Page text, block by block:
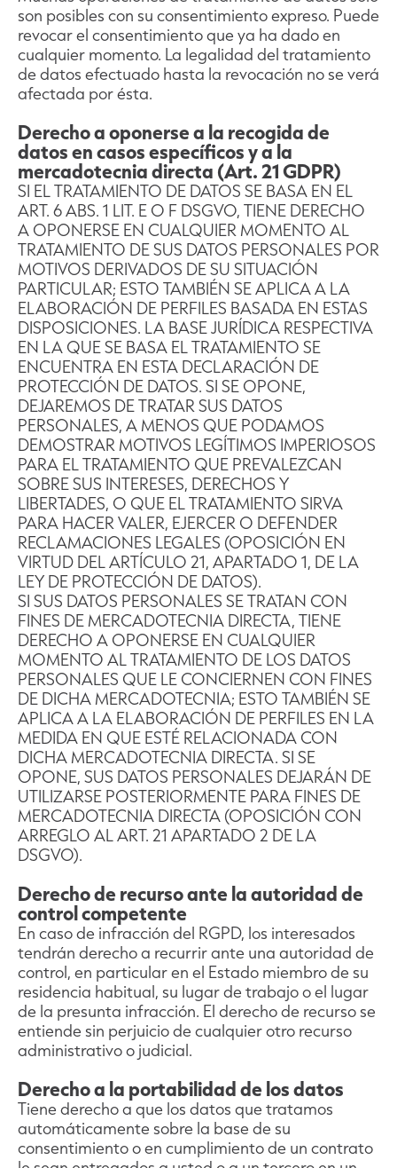
son posibles con su consentimiento expreso. Puede
revocar el consentimiento que ya ha dado en
cualquier momento. La legalidad del tratamiento
de datos efectuado hasta la revocación no se verá
afectada por ésta.
Derecho a oponerse a la recogida de
datos en casos específicos y a la
mercadotecnia directa (Art. 21 GDPR)
SI EL TRATAMIENTO DE DATOS SE BASA EN EL
ART. 6 ABS. 1 LIT. E O F DSGVO, TIENE DERECHO
A OPONERSE EN CUALQUIER MOMENTO AL
TRATAMIENTO DE SUS DATOS PERSONALES POR
MOTIVOS DERIVADOS DE SU SITUACIÓN
PARTICULAR; ESTO TAMBIÉN SE APLICA A LA
ELABORACIÓN DE PERFILES BASADA EN ESTAS
DISPOSICIONES. LA BASE JURÍDICA RESPECTIVA
EN LA QUE SE BASA EL TRATAMIENTO SE
ENCUENTRA EN ESTA DECLARACIÓN DE
PROTECCIÓN DE DATOS. SI SE OPONE,
DEJAREMOS DE TRATAR SUS DATOS
PERSONALES, A MENOS QUE PODAMOS
DEMOSTRAR MOTIVOS LEGÍTIMOS IMPERIOSOS
PARA EL TRATAMIENTO QUE PREVALEZCAN
SOBRE SUS INTERESES, DERECHOS Y
LIBERTADES, O QUE EL TRATAMIENTO SIRVA
PARA HACER VALER, EJERCER O DEFENDER
RECLAMACIONES LEGALES (OPOSICIÓN EN
VIRTUD DEL ARTÍCULO 21, APARTADO 1, DE LA
LEY DE PROTECCIÓN DE DATOS).
SI SUS DATOS PERSONALES SE TRATAN CON
FINES DE MERCADOTECNIA DIRECTA, TIENE
DERECHO A OPONERSE EN CUALQUIER
MOMENTO AL TRATAMIENTO DE LOS DATOS
PERSONALES QUE LE CONCIERNEN CON FINES
DE DICHA MERCADOTECNIA; ESTO TAMBIÉN SE
APLICA A LA ELABORACIÓN DE PERFILES EN LA
MEDIDA EN QUE ESTÉ RELACIONADA CON
DICHA MERCADOTECNIA DIRECTA. SI SE
OPONE, SUS DATOS PERSONALES DEJARÁN DE
UTILIZARSE POSTERIORMENTE PARA FINES DE
MERCADOTECNIA DIRECTA (OPOSICIÓN CON
ARREGLO AL ART. 21 APARTADO 2 DE LA
DSGVO).
Derecho de recurso ante la autoridad de
control competente
En caso de infracción del RGPD, los interesados
tendrán derecho a recurrir ante una autoridad de
control, en particular en el Estado miembro de su
residencia habitual, su lugar de trabajo o el lugar
de la presunta infracción. El derecho de recurso se
entiende sin perjuicio de cualquier otro recurso
administrativo o judicial.
Derecho a la portabilidad de los datos
Tiene derecho a que los datos que tratamos
automáticamente sobre la base de su
consentimiento o en cumplimiento de un contrato